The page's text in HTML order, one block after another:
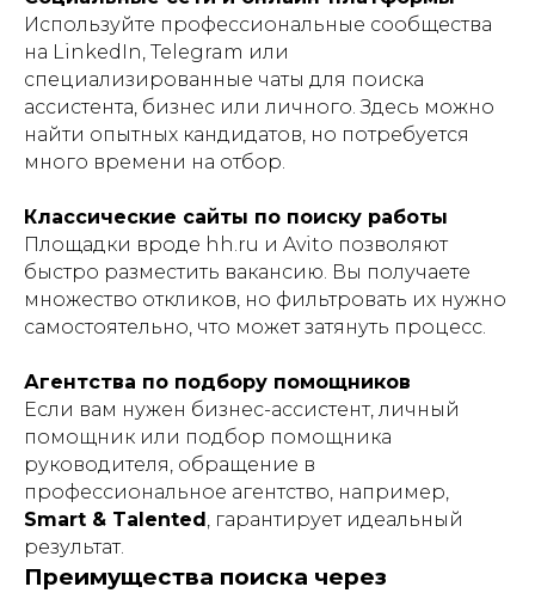
Используйте профессиональные сообщества
на LinkedIn, Telegram или
специализированные чаты для поиска
ассистента, бизнес или личного. Здесь можно
найти опытных кандидатов, но потребуется
много времени на отбор.
Классические сайты по поиску работы
Площадки вроде hh.ru и Avito позволяют
быстро разместить вакансию. Вы получаете
множество откликов, но фильтровать их нужно
самостоятельно, что может затянуть процесс.
Агентства по подбору помощников
Если вам нужен бизнес-ассистент, личный
помощник или подбор помощника
руководителя, обращение в
профессиональное агентство, например,
Smart & Talented, гарантирует идеальный
результат.
Преимущества поиска через